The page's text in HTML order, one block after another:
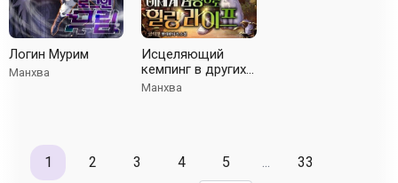
Логин Мурим
Манхва
Исцеляющий
кемпинг в других
мирах
Манхва
1 2 3 4 5 33